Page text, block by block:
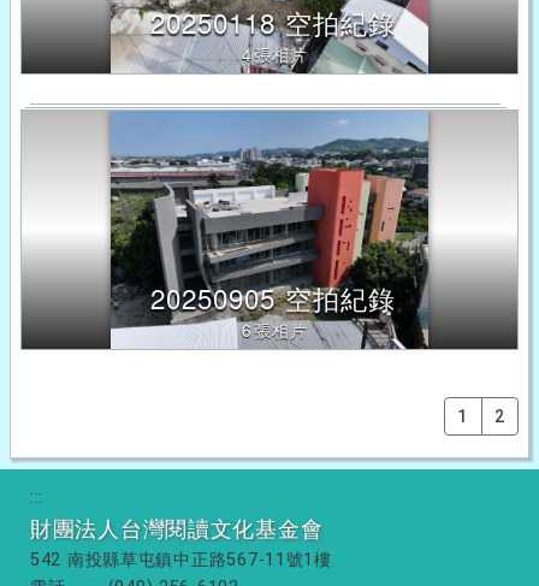
20250118 空拍紀錄
4張相片
20250905 空拍紀錄
6張相片
1 2
:::
財團法人台灣閱讀文化基金會
542 南投縣草屯鎮中正路567-11號1樓